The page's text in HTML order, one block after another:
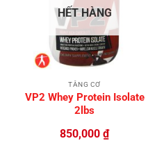
HẾT HÀNG
TĂNG CƠ
VP2 Whey Protein Isolate
2lbs
850,000 ₫